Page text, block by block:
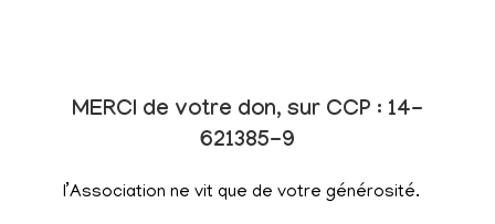
MERCI de votre don, sur CCP : 14-
621385-9
l’Association ne vit que de votre générosité.